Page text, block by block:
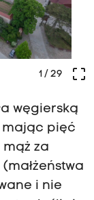
crop_free
1/ 29
węgierską
mając pięć
mąż za
i nie